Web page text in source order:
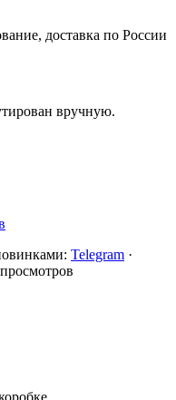
доставка по России
вручную.
Telegram ·